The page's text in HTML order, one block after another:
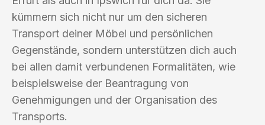
kümmern sich nicht nur um den sicheren
Transport deiner Möbel und persönlichen
Gegenstände, sondern unterstützen dich auch
bei allen damit verbundenen Formalitäten, wie
beispielsweise der Beantragung von
Genehmigungen und der Organisation des
Transports.